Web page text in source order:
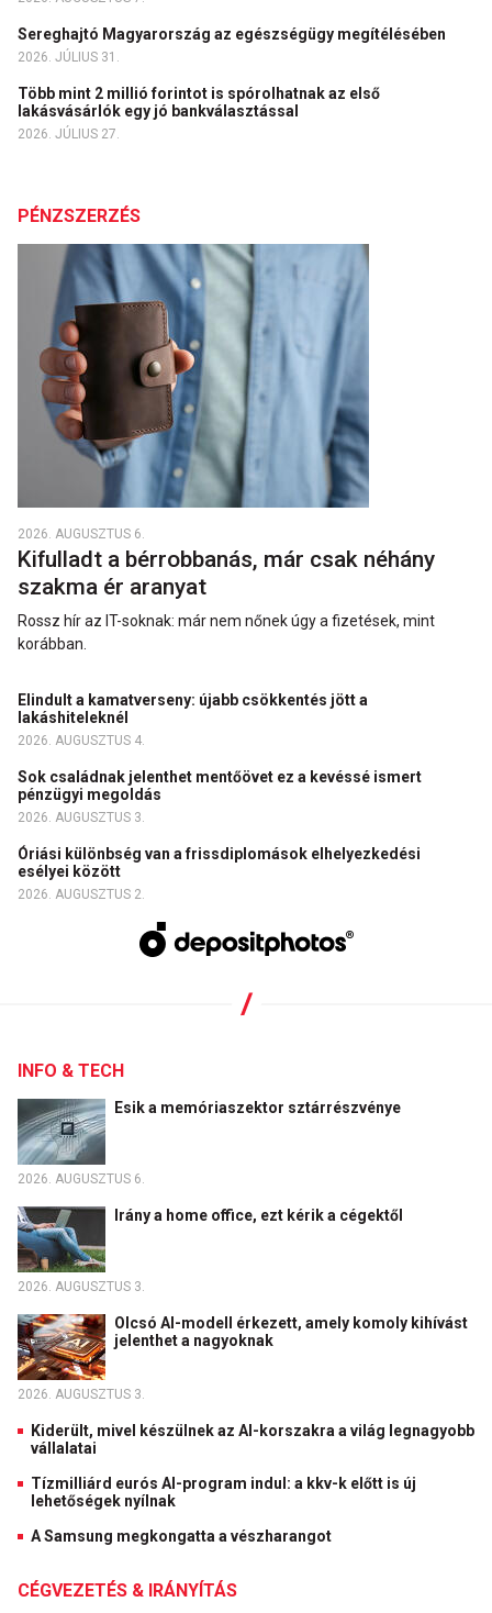
Sereghajtó Magyarország az egészségügy megítélésében
2026. JÚLIUS 31.
Több mint 2 millió forintot is spórolhatnak az első
lakásvásárlók egy jó bankválasztással
2026. JÚLIUS 27.
PÉNZSZERZÉS
2026. AUGUSZTUS 6.
Kifulladt a bérrobbanás, már csak néhány
szakma ér aranyat
Rossz hír az IT-soknak: már nem nőnek úgy a fizetések, mint
korábban.
Elindult a kamatverseny: újabb csökkentés jött a
lakáshiteleknél
2026. AUGUSZTUS 4.
Sok családnak jelenthet mentőövet ez a kevéssé ismert
pénzügyi megoldás
2026. AUGUSZTUS 3.
Óriási különbség van a frissdiplomások elhelyezkedési
esélyei között
2026. AUGUSZTUS 2.
INFO & TECH
Esik a memóriaszektor sztárrészvénye
2026. AUGUSZTUS 6.
Irány a home office, ezt kérik a cégektől
2026. AUGUSZTUS 3.
Olcsó AI-modell érkezett, amely komoly kihívást
jelenthet a nagyoknak
2026. AUGUSZTUS 3.
Kiderült, mivel készülnek az AI-korszakra a világ legnagyobb
vállalatai
Tízmilliárd eurós AI-program indul: a kkv-k előtt is új
lehetőségek nyílnak
A Samsung megkongatta a vészharangot
CÉGVEZETÉS & IRÁNYÍTÁS